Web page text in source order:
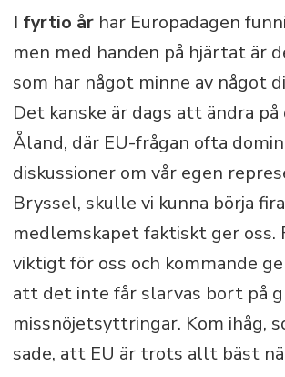
I fyrtio århar Europadagen
men med handen på hjärtat är
som har något minne av något
Det kanske är dags att ändra på
Åland, där EU-frågan ofta
diskussioner om vår egen
Bryssel, skulle vi kunna börja
medlemskapet faktiskt ger oss.
viktigt för oss och kommande
att det inte får slarvas bort på
missnöjetsyttringar. Kom ihåg,
sade, att EU är trots allt bäst